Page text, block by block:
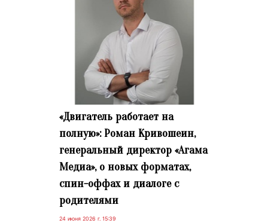
«Двигатель работает на
полную»: Роман Кривошеин,
генеральный директор «Агама
Медиа», о новых форматах,
спин-оффах и диалоге с
родителями
24 июня 2026 г. 15:39